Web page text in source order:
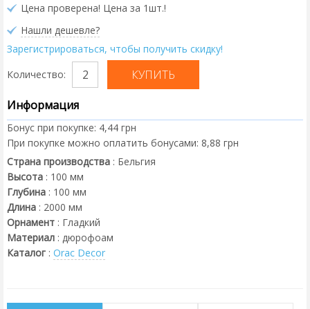
Цена проверена! Цена за 1шт.!
Нашли дешевле?
Зарегистрироваться, чтобы получить скидку!
Количество:
Информация
Бонус при покупке: 4,44 грн
При покупке можно оплатить бонусами: 8,88 грн
Страна производства : Бельгия
Высота : 100 мм
Глубина : 100 мм
Длина : 2000 мм
Орнамент : Гладкий
Материал : дюрофоам
Каталог : Orac Decor